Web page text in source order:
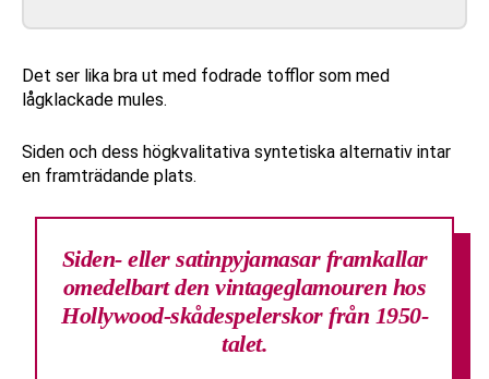
Det ser lika bra ut med fodrade tofflor som med
lågklackade mules.
Siden och dess högkvalitativa syntetiska alternativ intar
en framträdande plats.
Siden- eller satinpyjamasarframkallar
omedelbart den vintageglamouren hos
Hollywood-skådespelerskor från 1950-
talet.